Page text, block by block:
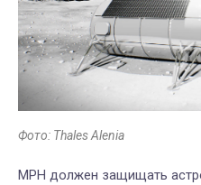
Фото: Thales Alenia
MPH должен защищать